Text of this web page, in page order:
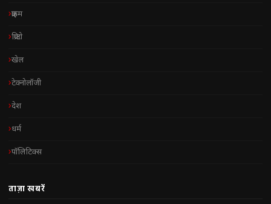
क्राइम
क्रिप्टो
खेल
टेक्नोलॉजी
देश
धर्म
पॉलिटिक्स
ताज़ा खबरें